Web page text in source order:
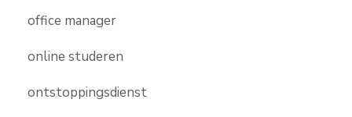
office manager
online studeren
ontstoppingsdienst